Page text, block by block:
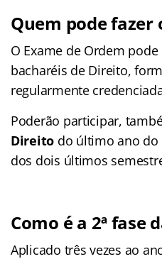
Quem pode fazer
O Exame de Ordem
bacharéis de Direito,
regularmente
Poderão participar,
Direito do último ano do
dos dois últimos
Como é a 2ª fase
Aplicado três vezes ao